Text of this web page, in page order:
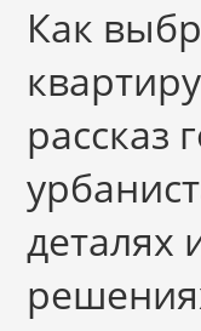
Как
рассказ
деталях